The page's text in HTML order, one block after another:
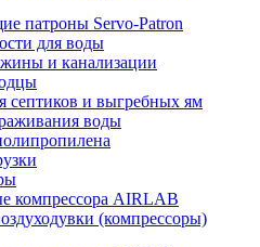
патроны Servo-Patron
для воды
и канализации
септиков и выгребных ям
воды
компрессора AIRLAB
(компрессоры)